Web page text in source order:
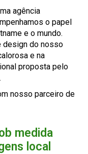
agência
o papel
e o mundo.
design do nosso
e na
proposta pelo
nosso parceiro de
medida
local